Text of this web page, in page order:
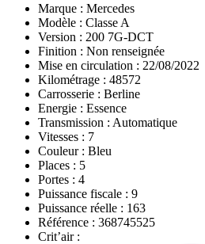
Marque : Mercedes
Modèle : Classe A
Version : 200 7G-DCT
Finition : Non renseignée
Mise en circulation : 22/08/2022
Kilométrage : 48572
Carrosserie : Berline
Energie : Essence
Transmission : Automatique
Vitesses : 7
Couleur : Bleu
Places : 5
Portes : 4
Puissance fiscale : 9
Puissance réelle : 163
Référence : 368745525
Crit’air :